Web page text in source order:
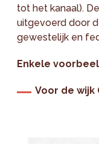
tot het kanaal).
uitgevoerd door
gewestelijk en
Enkele
Voor de wijk